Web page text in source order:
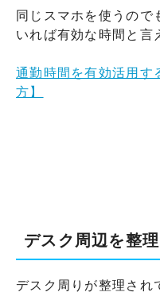
同じスマホを使うので
いれば有効な時間と言
通勤時間を有効活用す
方】
デスク周辺を整
デスク周りが整理され